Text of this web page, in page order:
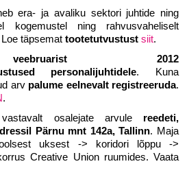
era- ja avaliku sektori juhtide ning
kogemustel ning rahvusvaheliselt
täpsemat tootetutvustust siit.
2012
personalijuhtidele. Kuna
arv palume eelnevalt registreeruda.
.
osalejate arvule reedeti,
Pärnu mnt 142a, Tallinn. Maja
uksest -> koridori lõppu ->
Creative Union ruumides. Vaata